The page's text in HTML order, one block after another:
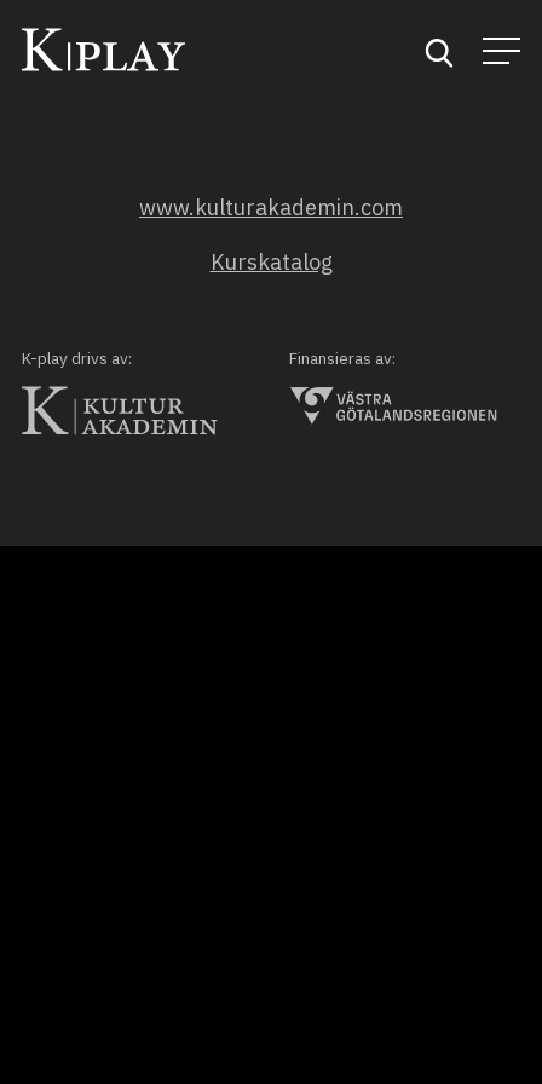
Kategorier
Mina favoriter
www.kulturakademin.com
Kurskatalog
K-play drivs av: Finansieras av: